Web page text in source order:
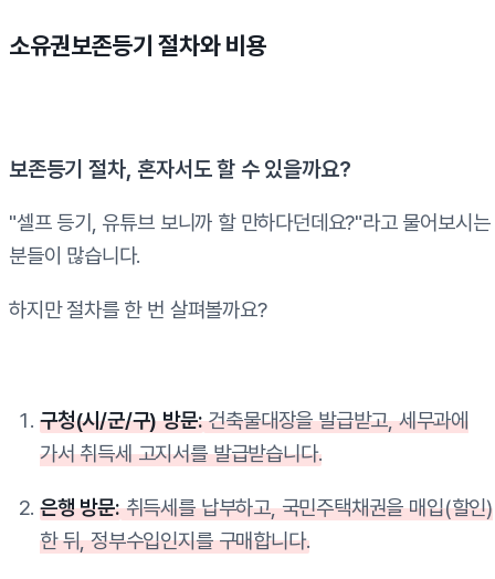
소유권보존등기 절차와 비용
보존등기 절차, 혼자서도 할 수 있을까요?
"셀프 등기, 유튜브 보니까 할 만하다던데요?"라고 물어보시는
분들이 많습니다.
하지만 절차를 한 번 살펴볼까요?
구청(시/군/구) 방문:건축물대장을 발급받고, 세무과에
가서 취득세 고지서를 발급받습니다.
은행 방문:취득세를 납부하고, 국민주택채권을 매입(할인)
한 뒤, 정부수입인지를 구매합니다.